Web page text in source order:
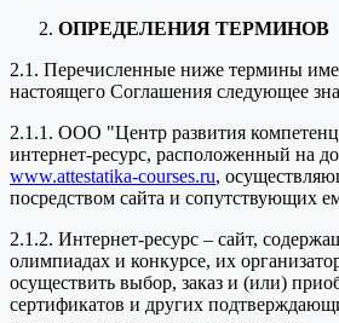
ОПРЕДЕЛЕНИЯ ТЕРМИНОВ
2.1. Перечисленные ниже термины
настоящего Соглашения следующее
2.1.1. ООО "Центр развития
интернет-ресурс, расположенный на
www.attestatika-courses.ru,
посредством сайта и сопутствующих
2.1.2. Интернет-ресурс – сайт,
олимпиадах и конкурсе, их
осуществить выбор, заказ и (или)
сертификатов и других